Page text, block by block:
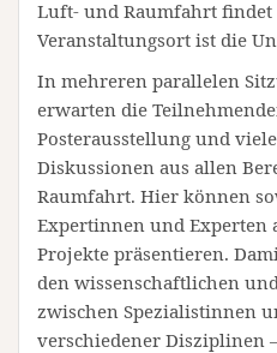
Luft- und Raumfahrt findet
Veranstaltungsort ist die
In mehreren parallelen
erwarten die
Posterausstellung und
Diskussionen aus allen
Raumfahrt. Hier können
Expertinnen und Experten
Projekte präsentieren.
den wissenschaftlichen
zwischen Spezialistinnen
verschiedener Disziplinen